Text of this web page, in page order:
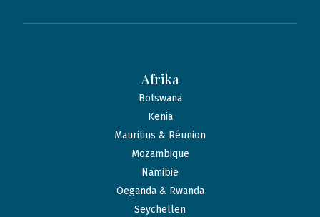
Afrika
Botswana
Kenia
Mauritius & Réunion
Mozambique
Namibië
Oeganda & Rwanda
Seychellen